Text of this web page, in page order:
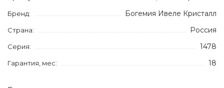
Бренд: Богемия Ивеле Кристалл
Страна: Россия
Серия: 1478
Гарантия, мес: 18